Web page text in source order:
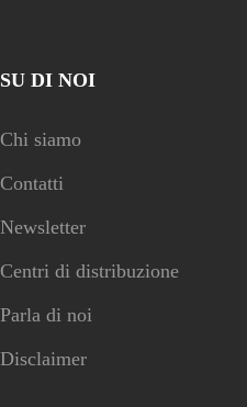
SU DI NOI
Chi siamo
Contatti
Newsletter
Centri di distribuzione
Parla di noi
Disclaimer